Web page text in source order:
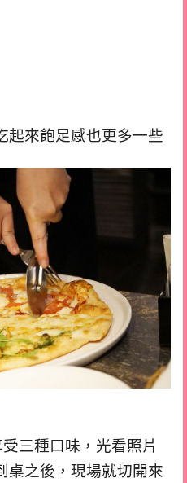
起來飽足感也更多一些
三種口味，光看照片
桌之後，現場就切開來